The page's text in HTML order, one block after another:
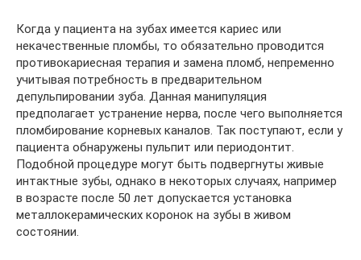
Когда у пациента на зубах имеется кариес или
некачественные пломбы, то обязательно проводится
противокариесная терапия и замена пломб, непременно
учитывая потребность в предварительном
депульпировании зуба. Данная манипуляция
предполагает устранение нерва, после чего выполняется
пломбирование корневых каналов. Так поступают, если у
пациента обнаружены пульпит или периодонтит.
Подобной процедуре могут быть подвергнуты живые
интактные зубы, однако в некоторых случаях, например
в возрасте после 50 лет допускается установка
металлокерамических коронок на зубы в живом
состоянии.